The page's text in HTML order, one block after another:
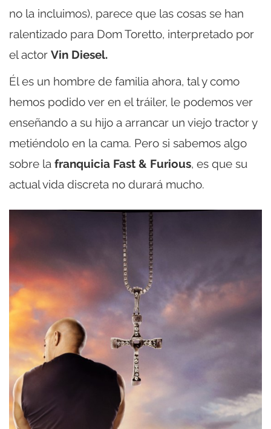
no la incluimos), parece que las cosas se han
ralentizado para Dom Toretto, interpretado por
el actor Vin Diesel.
Él es un hombre de familia ahora, tal y como
hemos podido ver en el tráiler, le podemos ver
enseñando a su hijo a arrancar un viejo tractor y
metiéndolo en la cama. Pero si sabemos algo
sobre la franquicia Fast & Furious, es que su
actual vida discreta no durará mucho.